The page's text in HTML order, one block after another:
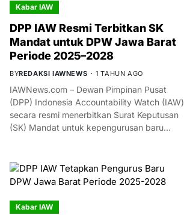
Kabar IAW
DPP IAW Resmi Terbitkan SK
Mandat untuk DPW Jawa Barat
Periode 2025–2028
BYREDAKSI IAWNEWS 1 TAHUN AGO
IAWNews.com – Dewan Pimpinan Pusat
(DPP) Indonesia Accountability Watch (IAW)
secara resmi menerbitkan Surat Keputusan
(SK) Mandat untuk kepengurusan baru…
Kabar IAW